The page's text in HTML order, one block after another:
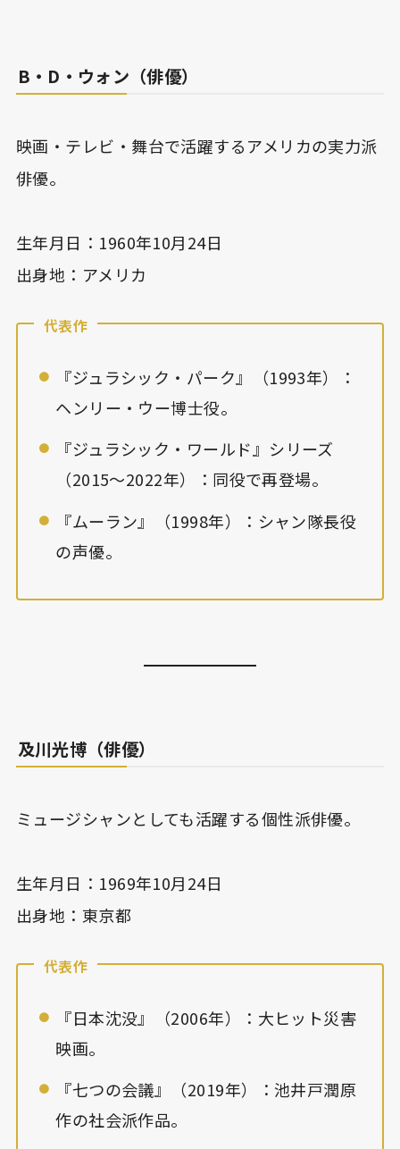
B・D・ウォン（俳優）
映画・テレビ・舞台で活躍するアメリカの実力派
俳優。
生年月日：1960年10月24日
出身地：アメリカ
代表作
『ジュラシック・パーク』（1993年）：
ヘンリー・ウー博士役。
『ジュラシック・ワールド』シリーズ
（2015〜2022年）：同役で再登場。
『ムーラン』（1998年）：シャン隊長役
の声優。
及川光博（俳優）
ミュージシャンとしても活躍する個性派俳優。
生年月日：1969年10月24日
出身地：東京都
代表作
『日本沈没』（2006年）：大ヒット災害
映画。
『七つの会議』（2019年）：池井戸潤原
作の社会派作品。